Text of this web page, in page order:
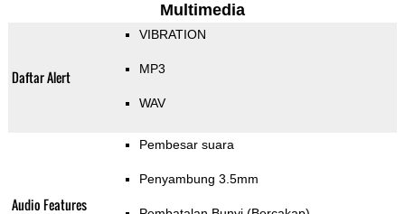
Multimedia
Daftar Alert
VIBRATION
MP3
WAV
Audio Features
Pembesar suara
Penyambung 3.5mm